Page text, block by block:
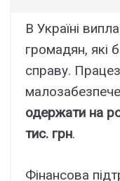
В Україні
громадян, які
справу.
одержати на
тис. грн.
Фінансова